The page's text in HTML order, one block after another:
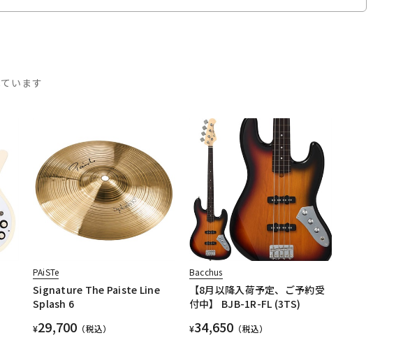
います
PAiSTe
Signature The Paiste Line
Splash 6
¥29,700 （税込）
Bacchus
【8月以降入荷予定、ご予約受
付中】 BJB-1R-FL (3TS)
¥34,650 （税込）